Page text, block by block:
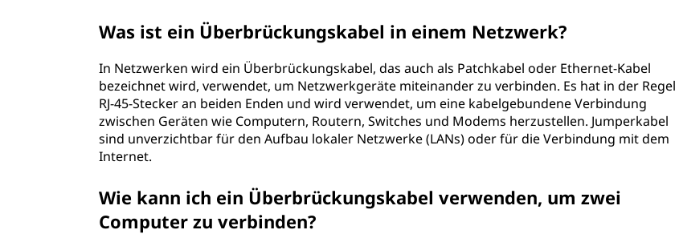
Was ist ein Überbrückungskabel in einem Netzwerk?
In Netzwerken wird ein Überbrückungskabel, das auch als Patchkabel oder Ethernet-Kabel
bezeichnet wird, verwendet, um Netzwerkgeräte miteinander zu verbinden. Es hat in der Regel
RJ-45-Stecker an beiden Enden und wird verwendet, um eine kabelgebundene Verbindung
zwischen Geräten wie Computern, Routern, Switches und Modems herzustellen. Jumperkabel
sind unverzichtbar für den Aufbau lokaler Netzwerke (LANs) oder für die Verbindung mit dem
Internet.
Wie kann ich ein Überbrückungskabel verwenden, um zwei
Computer zu verbinden?